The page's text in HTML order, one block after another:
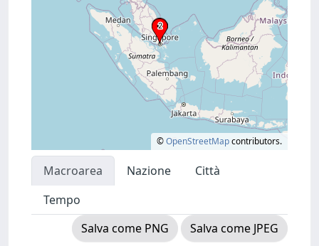
©OpenStreetMapcontributors.
Macroarea Nazione
Città
Tempo
Salva come PNG
Salva come JPEG